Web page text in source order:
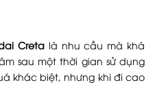
Cretalà nhu cầu mà khá
sau một thời gian sử dụng
khác biệt, nhưng khi đi cao